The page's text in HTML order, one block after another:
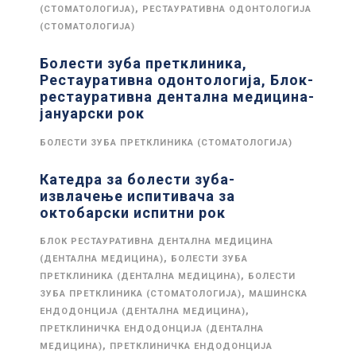
(СТОМАТОЛОГИЈА), РЕСТАУРАТИВНА ОДОНТОЛОГИЈА
(СТОМАТОЛОГИЈА)
Болести зуба претклиника,
Рестауративна одонтологија, Блок-
рестауративна дентална медицина-
јануарски рок
БОЛЕСТИ ЗУБА ПРЕТКЛИНИКА (СТОМАТОЛОГИЈА)
Катедра за болести зуба-
извлачење испитивача за
октобарски испитни рок
БЛОК РЕСТАУРАТИВНА ДЕНТАЛНА МЕДИЦИНА
(ДЕНТАЛНА МЕДИЦИНА), БОЛЕСТИ ЗУБА
ПРЕТКЛИНИКА (ДЕНТАЛНА МЕДИЦИНА), БОЛЕСТИ
ЗУБА ПРЕТКЛИНИКА (СТОМАТОЛОГИЈА), МАШИНСКА
ЕНДОДОНЦИЈА (ДЕНТАЛНА МЕДИЦИНА),
ПРЕТКЛИНИЧКА ЕНДОДОНЦИЈА (ДЕНТАЛНА
МЕДИЦИНА), ПРЕТКЛИНИЧКА ЕНДОДОНЦИЈА